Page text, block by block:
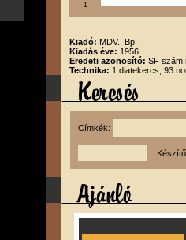
1
Kiadó: MDV., Bp.
Kiadás éve: 1956
Eredeti azonosító: SF szám
Technika: 1 diatekercs, 93
Címkék: